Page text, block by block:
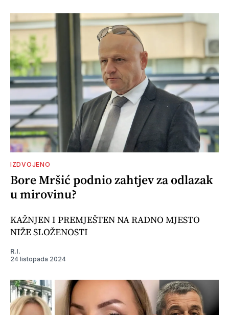
IZDVOJENO
Bore Mršić podnio zahtjev za odlazak
u mirovinu?
KAŽNJEN I PREMJEŠTEN NA RADNO MJESTO
NIŽE SLOŽENOSTI
R.I.
24 listopada 2024